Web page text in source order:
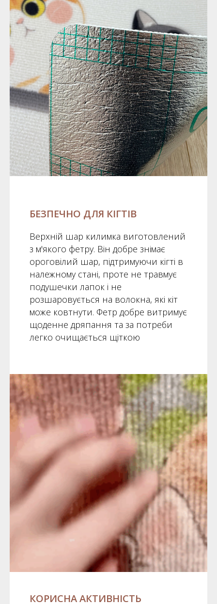
БЕЗПЕЧНО ДЛЯ КІГТІВ
Верхній шар килимка виготовлений
з м'якого фетру. Він добре знімає
ороговілий шар, підтримуючи кігті в
належному стані, проте не травмує
подушечки лапок і не
розшаровується на волокна, які кіт
може ковтнути. Фетр добре витримує
щоденне дряпання та за потреби
легко очищається щіткою
КОРИСНА АКТИВНІСТЬ